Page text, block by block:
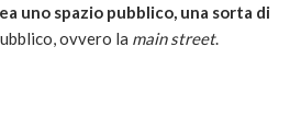
uno spazio pubblico, una sorta di
ovvero la main street.